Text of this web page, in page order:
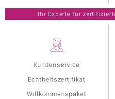
Kundenservice
Echtheitszertifikat
Willkommenspaket
Ihr Experte für